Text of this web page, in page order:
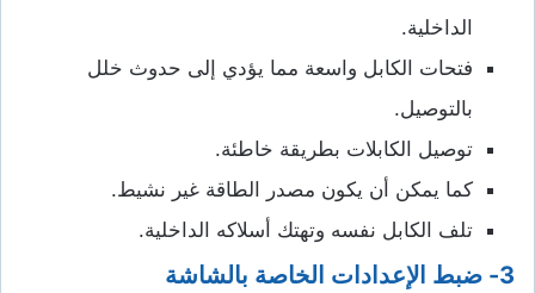
الداخلية.
فتحات الكابل واسعة مما يؤدي إلى حدوث خلل
بالتوصيل.
توصيل الكابلات بطريقة خاطئة.
كما يمكن أن يكون مصدر الطاقة غير نشيط.
تلف الكابل نفسه وتهتك أسلاكه الداخلية.
3- ضبط الإعدادات الخاصة بالشاشة